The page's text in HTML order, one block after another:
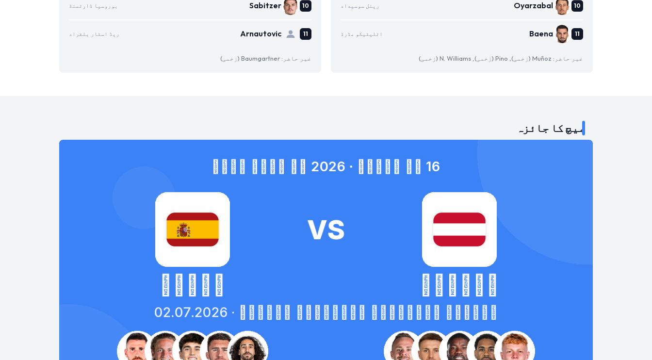
Oyarzabal ریئل سوسیداد
Baena اٹلیٹیکو مڈرڈ
غیر حاضر: Muñoz (زخمی), Pino (زخمی), N. Williams (زخمی)
Sabitzer بوروسیا ڈارٹمنڈ
Arnautovic ریڈ اسٹار بلغراد
غیر حاضر: Baumgartner (زخمی)
میچ کا جائزہ